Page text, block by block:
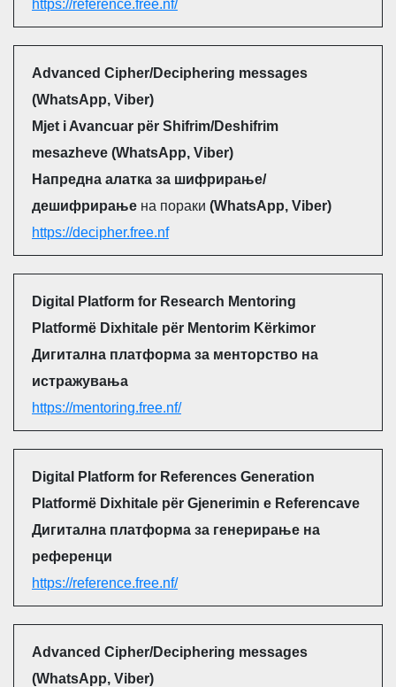
https://reference.free.nf/
Advanced Cipher/Deciphering messages
(WhatsApp, Viber)
Mjet i Avancuar për Shifrim/Deshifrim
mesazheve (WhatsApp, Viber)
Напредна алатка за шифрирање/
дешифрирање на пораки (WhatsApp, Viber)
https://decipher.free.nf
Digital Platform for Research Mentoring
Platformë Dixhitale për Mentorim Kërkimor
Дигитална платформа за менторство на
истражувања
https://mentoring.free.nf/
Digital Platform for References Generation
Platformë Dixhitale për Gjenerimin e Referencave
Дигитална платформа за генерирање на
референци
https://reference.free.nf/
Advanced Cipher/Deciphering messages
(WhatsApp, Viber)